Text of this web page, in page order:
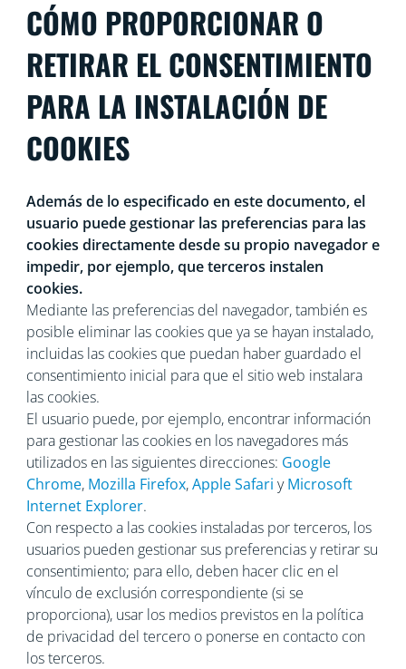
CÓMO PROPORCIONAR O
RETIRAR EL CONSENTIMIENTO
PARA LA INSTALACIÓN DE
COOKIES
Además de lo especificado en este documento, el
usuario puede gestionar las preferencias para las
cookies directamente desde su propio navegador e
impedir, por ejemplo, que terceros instalen
cookies.
Mediante las preferencias del navegador, también es
posible eliminar las cookies que ya se hayan instalado,
incluidas las cookies que puedan haber guardado el
consentimiento inicial para que el sitio web instalara
las cookies.
El usuario puede, por ejemplo, encontrar información
para gestionar las cookies en los navegadores más
utilizados en las siguientes direcciones: Google
Chrome, Mozilla Firefox,Apple Safari yMicrosoft
Internet Explorer.
Con respecto a las cookies instaladas por terceros, los
usuarios pueden gestionar sus preferencias y retirar su
consentimiento; para ello, deben hacer clic en el
vínculo de exclusión correspondiente (si se
proporciona), usar los medios previstos en la política
de privacidad del tercero o ponerse en contacto con
los terceros.